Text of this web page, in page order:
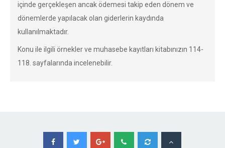
içinde gerçekleşen ancak ödemesi takip eden dönem ve
dönemlerde yapılacak olan giderlerin kaydında
kullanılmaktadır.
Konu ile ilgili örnekler ve muhasebe kayıtları kitabınızın 114-
118. sayfalarında incelenebilir.